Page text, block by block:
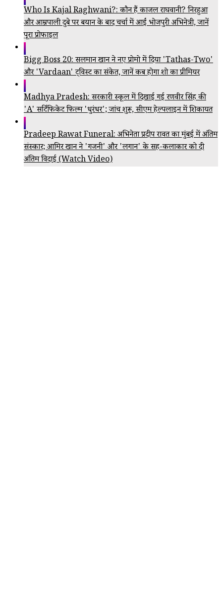
Who Is Kajal Raghwani?: कौन हैं काजल राघवानी? निरहुआ
और आम्रपाली दुबे पर बयान के बाद चर्चा में आईं भोजपुरी अभिनेत्री, जानें
पूरा प्रोफाइल
Bigg Boss 20: सलमान खान ने नए प्रोमो में दिया 'Tathas-Two'
और 'Vardaan' ट्विस्ट का संकेत, जानें कब होगा शो का प्रीमियर
Madhya Pradesh: सरकारी स्कूल में दिखाई गई रणवीर सिंह की
'A' सर्टिफिकेट फिल्म 'धुरंधर'; जांच शुरू, सीएम हेल्पलाइन में शिकायत
Pradeep Rawat Funeral: अभिनेता प्रदीप रावत का मुंबई में अंतिम
संस्कार; आमिर खान ने 'गजनी' और 'लगान' के सह-कलाकार को दी
अंतिम विदाई (Watch Video)